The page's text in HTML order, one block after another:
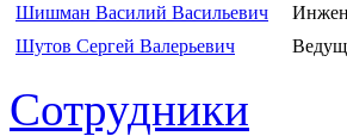
Шишман Василий Васильевич
Шутов Сергей Валерьевич
Сотрудники